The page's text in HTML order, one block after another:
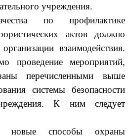
учреждения.
по профилактике
актов должно
взаимодействия.
проведение мероприятий,
перечисленными выше
системы безопасности
К ним следует
способы охраны